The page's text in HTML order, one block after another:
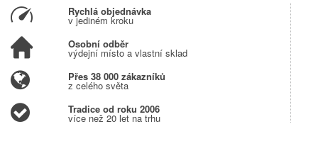
Rychlá objednávka
v jediném kroku
Osobní odběr
výdejní místo a vlastní sklad
Přes 38 000 zákazníků
z celého světa
Tradice od roku 2006
více než 20 let na trhu